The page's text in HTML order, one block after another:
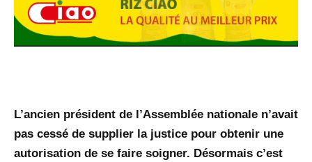
L’ancien président de l’Assemblée nationale n’avait
pas cessé de supplier la justice pour obtenir une
autorisation de se faire soigner. Désormais c’est